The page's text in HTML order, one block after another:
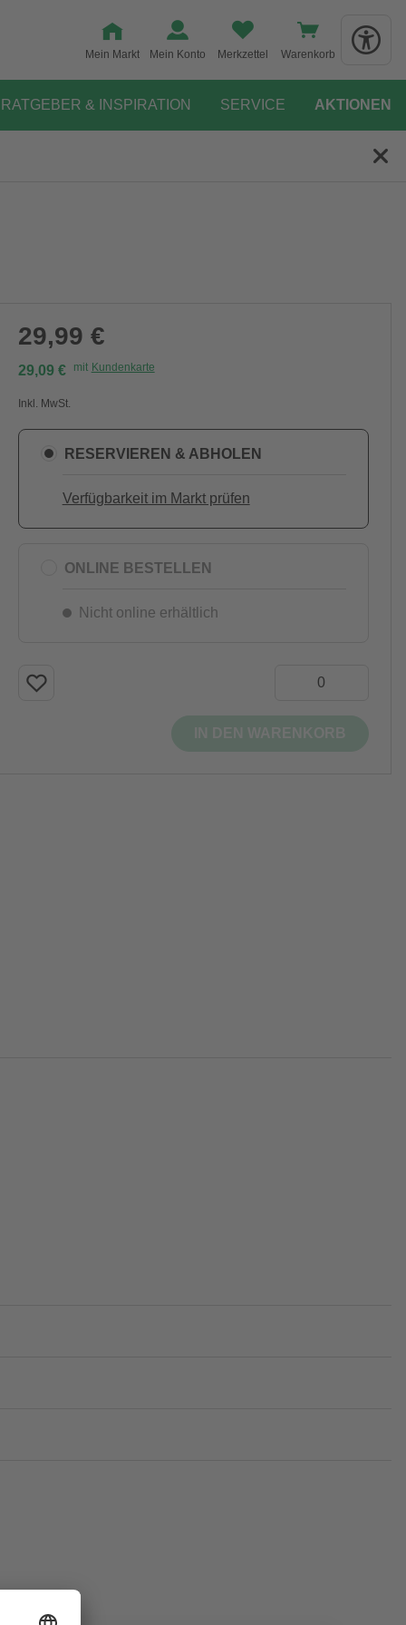
Mein Markt Mein Konto Merkzettel Warenkorb
RATGEBER & INSPIRATION SERVICE AKTIONEN
29,99 €
29,09 € mit Kundenkarte
Inkl. MwSt.
RESERVIEREN & ABHOLEN
Verfügbarkeit im Markt prüfen
ONLINE BESTELLEN
Nicht online erhältlich